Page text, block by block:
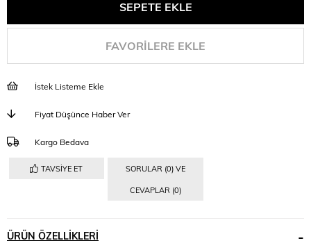
FAVORILERE EKLE
İstek Listeme Ekle
Fiyat Düşünce Haber Ver
Kargo Bedava
TAVSIYE ET SORULAR (0) VE
CEVAPLAR (0)
ÜRÜN ÖZELLIKLERI